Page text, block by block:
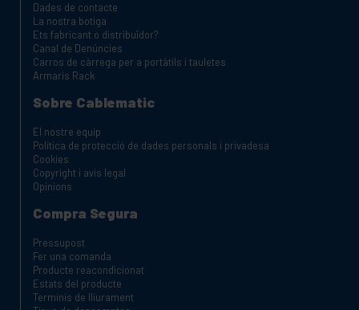
Dades de contacte
La nostra botiga
Ets fabricant o distribuïdor?
Canal de Denúncies
Carros de càrrega per a portàtils i tauletes
Armaris Rack
Sobre Cablematic
El nostre equip
Política de protecció de dades personals i privadesa
Cookies
Copyright i avis legal
Opinions
Compra Segura
Pressupost
Fer una comanda
Producte reacondicionat
Estats del producte
Terminis de lliurament